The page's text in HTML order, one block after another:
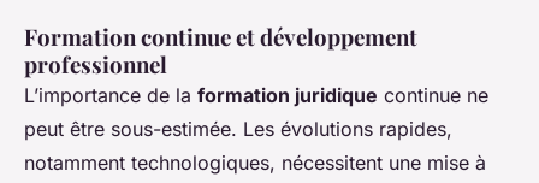
Formation continue et développement
professionnel
L’importance de la formation juridique continue ne
peut être sous-estimée. Les évolutions rapides,
notamment technologiques, nécessitent une mise à